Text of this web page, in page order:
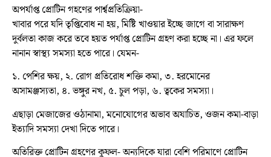
অপর্যাপ্ত প্রোটিন গহণের পার্শ্বপ্রতিক্রিয়া-
খাবার পরে যদি তৃপ্তিবোধ না হয়, মিষ্টি খাওয়ার ইচ্ছে জাগে বা সারাক্ষণ
দুর্বলতা কাজ করে তবে হয়ত পর্যাপ্ত প্রোটিন গ্রহণ করা হচ্ছে না। এর ফলে
নানান স্বাস্থ্য সমস্যা হতে পারে। যেমন-
১. পেশির ক্ষয়, ২. রোগ প্রতিরোধ শক্তি কমা, ৩. হরমোনের
অসামঞ্জস্যতা, ৪. ভঙ্গুর নখ, ৫. চুল পড়া, ৬. ত্বকের সমস্যা।
এছাড়া মেজাজের ওঠানামা, মনোযোগের অভাব অযাচিত, ওজন কমা-বাড়া
ইত্যাদি সমস্যা দেখা দিতে পারে।
অতিরিক্ত প্রোটিন গ্রহণের কুফল- অন্যদিকে যারা বেশি পরিমাণে প্রোটিন